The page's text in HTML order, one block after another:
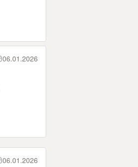
06.01.2026
06.01.2026